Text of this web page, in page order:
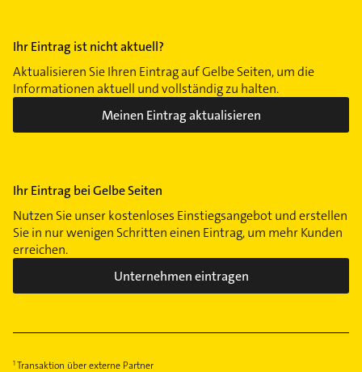
Ihr Eintrag ist nicht aktuell?
Aktualisieren Sie Ihren Eintrag auf Gelbe Seiten, um die
Informationen aktuell und vollständig zu halten.
Meinen Eintrag aktualisieren
Ihr Eintrag bei Gelbe Seiten
Nutzen Sie unser kostenloses Einstiegsangebot und erstellen
Sie in nur wenigen Schritten einen Eintrag, um mehr Kunden
erreichen.
Unternehmen eintragen
Transaktion über externe Partner